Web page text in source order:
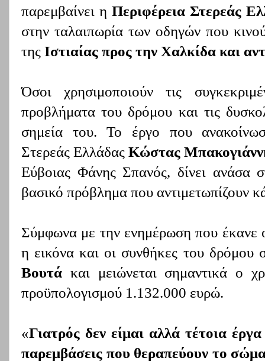
παρεμβαίνει ηΠεριφέρεια Στερεάς
στην ταλαιπωρία των οδηγών που
της Ιστιαίας προς την Χαλκίδα και
Όσοι χρησιμοποιούν τις
προβλήματα του δρόμου και τις
σημεία του. Το έργο που
Στερεάς ΕλλάδαςΚώστας
Εύβοιας Φάνης Σπανός, δίνει ανάσα
βασικό πρόβλημα που αντιμετωπίζουν
Σύμφωνα με την ενημέρωση που έκανε
η εικόνα και οι συνθήκες του δρόμου
Βουτά και μειώνεται σημαντικά ο
προϋπολογισμού 1.132.000 ευρώ.
«Γιατρός δεν είμαι αλλά τέτοια
παρεμβάσεις που θεραπεύουν το